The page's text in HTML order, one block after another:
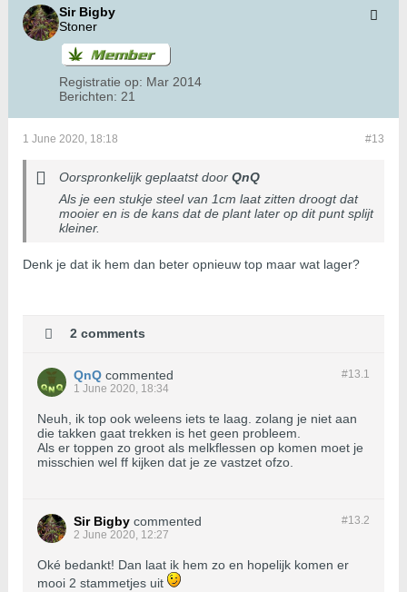
Sir Bigby
Stoner
Registratie op: Mar 2014
Berichten: 21
#13
1 June 2020, 18:18
Oorspronkelijk geplaatst door QnQ
Als je een stukje steel van 1cm laat zitten droogt dat
mooier en is de kans dat de plant later op dit punt splijt
kleiner.
Denk je dat ik hem dan beter opnieuw top maar wat lager?
2 comments
#13.1
QnQ commented
1 June 2020, 18:34
Neuh, ik top ook weleens iets te laag. zolang je niet aan
die takken gaat trekken is het geen probleem.
Als er toppen zo groot als melkflessen op komen moet je
misschien wel ff kijken dat je ze vastzet ofzo.
#13.2
Sir Bigby commented
2 June 2020, 12:27
Oké bedankt! Dan laat ik hem zo en hopelijk komen er
mooi 2 stammetjes uit